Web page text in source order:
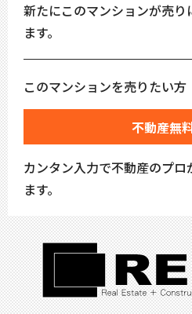
新たにこのマンションが売
ます。
このマンションを売りたい方
不動産無
カンタン入力で不動産のプ
ます。